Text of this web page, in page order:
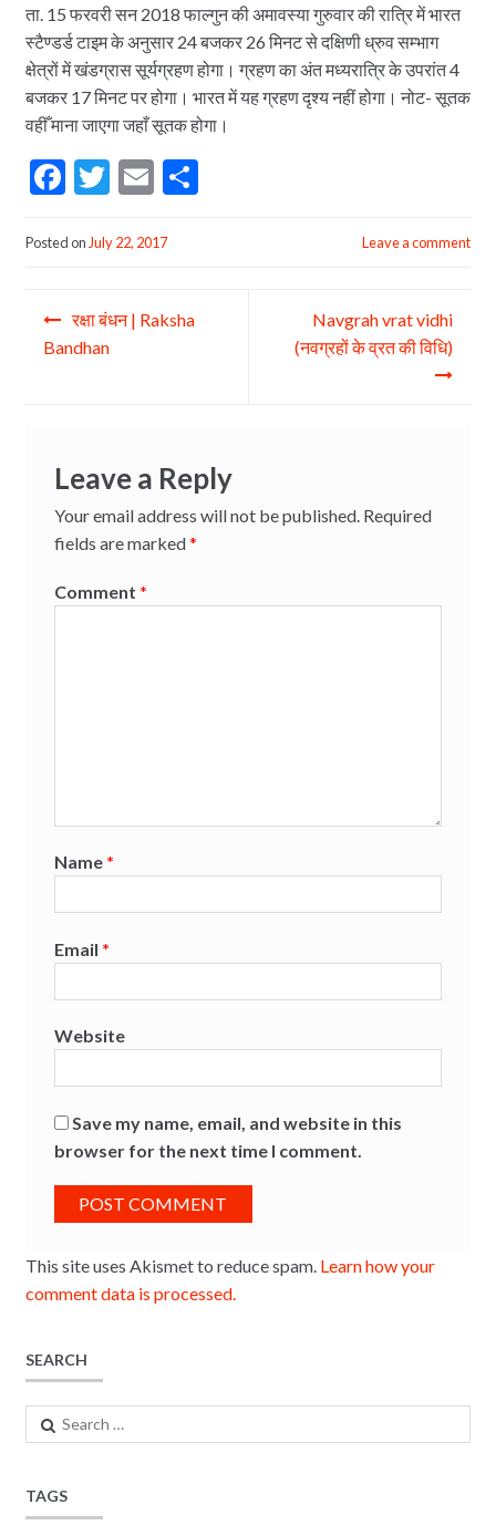
ता. 15 फरवरी सन 2018 फाल्गुन की अमावस्या गुरुवार की रात्रि में भारत
स्टैण्डर्ड टाइम के अनुसार 24 बजकर 26 मिनट से दक्षिणी ध्रुव सम्भाग
क्षेत्रों में खंडग्रास सूर्यग्रहण होगा। ग्रहण का अंत मध्यरात्रि के उपरांत 4
बजकर 17 मिनट पर होगा। भारत में यह ग्रहण दृश्य नहीं होगा। नोट- सूतक
वहीँ माना जाएगा जहाँ सूतक होगा।
F
e
o
o
T
itt
E
ai
S
Posted on July 22, 2017 Leave a comment
Post
navigation
रक्षा बंधन | Raksha
Bandhan
Navgrah vrat vidhi
(नवग्रहों के व्रत की विधि)
Leave a Reply
Your email address will not be published. Required
fields are marked*
Comment *
Name *
Email *
Website
Save my name, email, and website in this
browser for the next time I comment.
This site uses Akismet to reduce spam. Learn how your
comment data is processed.
SEARCH
Search
for:
TAGS